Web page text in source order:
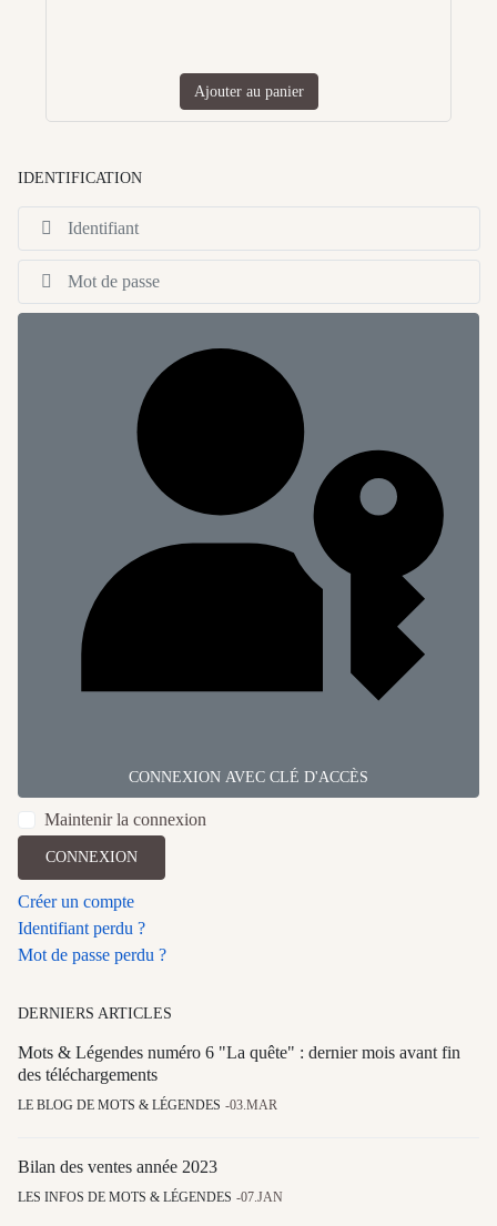
Ajouter au panier
IDENTIFICATION
CONNEXION AVEC CLÉ D'ACCÈS
Maintenir la connexion
CONNEXION
Créer un compte
Identifiant perdu ?
Mot de passe perdu ?
DERNIERS ARTICLES
Mots & Légendes numéro 6 "La quête" : dernier mois avant fin
des téléchargements
LE BLOG DE MOTS & LÉGENDES 03.MAR
Bilan des ventes année 2023
LES INFOS DE MOTS & LÉGENDES 07.JAN